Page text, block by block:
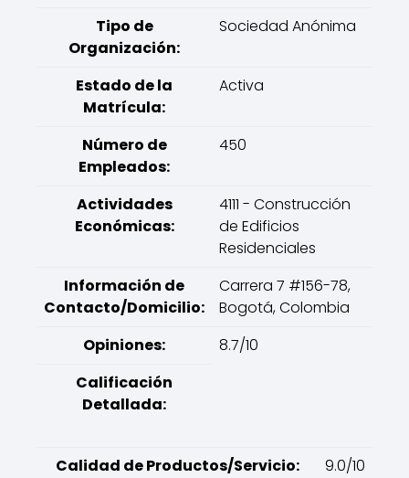
Tipo de
Organización:
Sociedad Anónima
Estado de la
Matrícula:
Activa
Número de
Empleados:
450
Actividades
Económicas:
4111 - Construcción
de Edificios
Residenciales
Información de
Contacto/Domicilio:
Carrera 7 #156-78,
Bogotá, Colombia
Opiniones:
8.7/10
Calificación
Detallada:
Calidad de Productos/Servicio: 9.0/10